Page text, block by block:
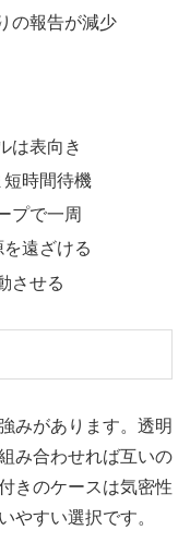
の報告が減少
は表向き
時間待機
プで一周
遠ざける
させる
みがあります。透明
み合わせれば互いの
きのケースは気密性
やすい選択です。